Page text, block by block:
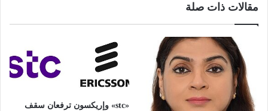
مقالات ذات صلة
«stc» وإريكسون ترفعان سقف